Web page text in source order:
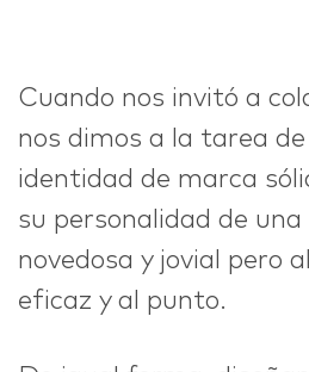
Cuando nos invitó a
nos dimos a la tarea
identidad de marca
su personalidad de
novedosa y jovial pero
eficaz y al punto.